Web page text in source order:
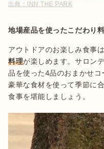
出典： INN THE PARK
地場産品を使ったこだわり
アウトドアのお楽しみ食事は
料理が楽しめます。サロン
品を使った4品のおまかせ
豪華な食材を使って季節に
食事を堪能しましょう。